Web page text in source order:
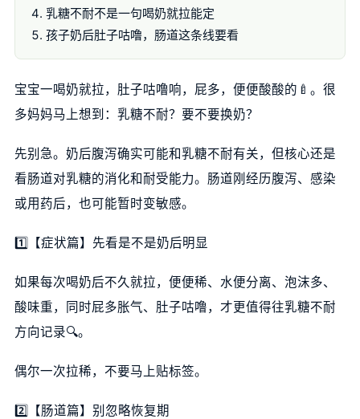
乳糖不耐不是一句喝奶就拉能定
孩子奶后肚子咕噜，肠道这条线要看
宝宝一喝奶就拉，肚子咕噜响，屁多，便便酸酸的🍼。很
多妈妈马上想到：乳糖不耐？要不要换奶？
先别急。奶后腹泻确实可能和乳糖不耐有关，但核心还是
看肠道对乳糖的消化和耐受能力。肠道刚经历腹泻、感染
或用药后，也可能暂时变敏感。
1️⃣【症状篇】先看是不是奶后明显
如果每次喝奶后不久就拉，便便稀、水便分离、泡沫多、
酸味重，同时屁多胀气、肚子咕噜，才更值得往乳糖不耐
方向记录🔍。
偶尔一次拉稀，不要马上贴标签。
2️⃣【肠道篇】别忽略恢复期